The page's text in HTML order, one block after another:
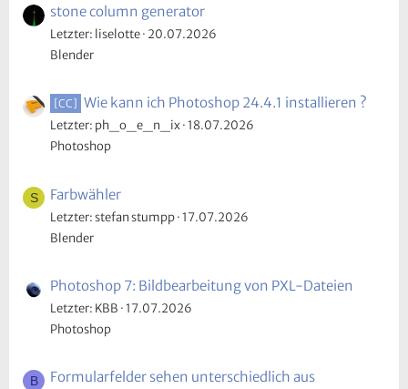
stone column generator
Letzter: liselotte 20.07.2026
Blender
[CC] Wie kann ich Photoshop 24.4.1 installieren ?
Letzter: ph_o_e_n_ix 18.07.2026
Photoshop
S Farbwähler
Letzter: stefan stumpp 17.07.2026
Blender
Photoshop 7: Bildbearbeitung von PXL-Dateien
Letzter: KBB 17.07.2026
Photoshop
B Formularfelder sehen unterschiedlich aus